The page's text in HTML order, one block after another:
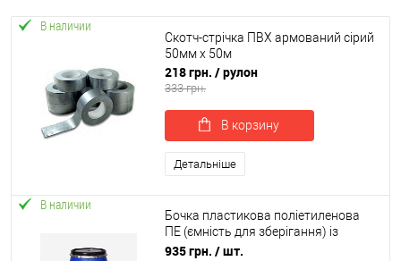
В наличии
Скотч-стрічка ПВХ армований сірий
50мм х 50м
218 грн. / рулон
333 грн.
В корзину
Детальніше
В наличии
Бочка пластикова поліетиленова
ПЕ (ємність для зберігання) із
затискачем та кришкою 60л б/в (R-
935 грн. / шт.